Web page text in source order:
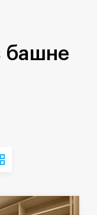
башне